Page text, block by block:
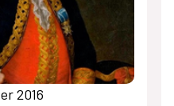
2016